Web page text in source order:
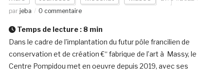
par jeba 0 commentaire
Temps de lecture : 8 min
Dans le cadre de l’implantation du futur pôle francilien de
conservation et de création €“ fabrique de l’art à Massy, le
Centre Pompidou met en oeuvre depuis 2019, avec ses